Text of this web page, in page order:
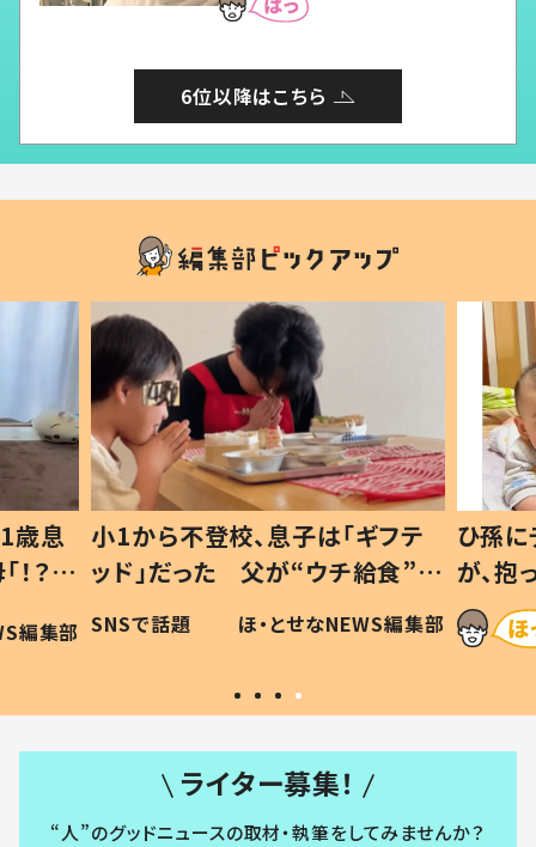
6位以降はこちら
歳息
？」
編集部
小1から不登校、息子は「ギフテ
ッド」だった 父が“ウチ給食”を
作り続ける理由とは #令和の親
#令和の子
SNSで話題 ほ・とせなNEWS編集部
ひ孫
が、
「涙が
い」
ライター募集！
“人”のグッドニュースの取材・執筆をしてみませんか？